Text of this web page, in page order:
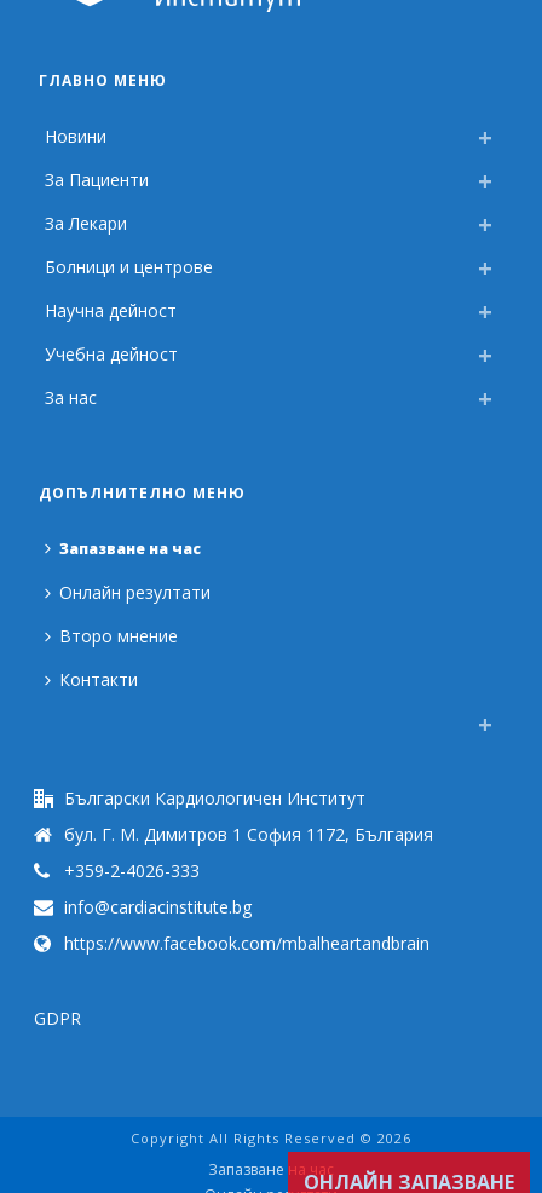
ГЛАВНО МЕНЮ
Новини
За Пациенти
За Лекари
Болници и центрове
Научна дейност
Учебна дейност
За нас
ДОПЪЛНИТЕЛНО МЕНЮ
Запазване на час
Онлайн резултати
Второ мнение
Контакти
Български Кардиологичен Институт
бул. Г. М. Димитров 1 София 1172, България
+359-2-4026-333
info@cardiacinstitute.bg
https://www.facebook.com/mbalheartandbrain
GDPR
Copyright All Rights Reserved © 2026
Запазване на часОНЛАЙН ЗАПАЗВАНЕ